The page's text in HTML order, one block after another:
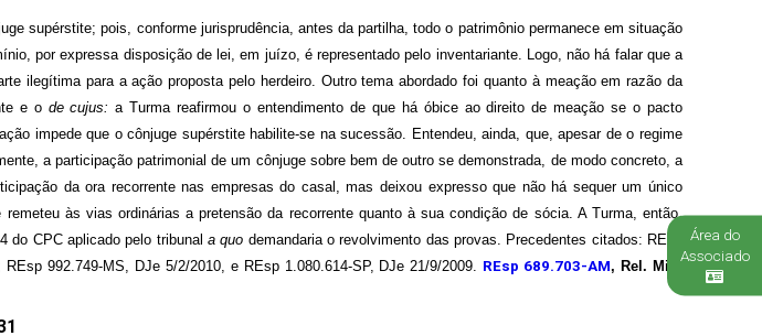
Área do
Associado
supérstite; pois, conforme jurisprudência, antes da partilha, todo o patrimônio permanece em situação
por expressa disposição de lei, em juízo, é representado pelo inventariante. Logo, não há falar que a
ilegítima para a ação proposta pelo herdeiro. Outro tema abordado foi quanto à meação em razão da
e o de cujus: a Turma reafirmou o entendimento de que há óbice ao direito de meação se o pacto
impede que o cônjuge supérstite habilite-se na sucessão. Entendeu, ainda, que, apesar de o regime
a participação patrimonial de um cônjuge sobre bem de outro se demonstrada, de modo concreto, a
da ora recorrente nas empresas do casal, mas deixou expresso que não há sequer um único
às vias ordinárias a pretensão da recorrente quanto à sua condição de sócia. A Turma, então,
do CPC aplicado pelo tribunal a quo demandaria o revolvimento das provas. Precedentes citados: REsp
992.749-MS, DJe 5/2/2010, e REsp 1.080.614-SP, DJe 21/9/2009. REsp 689.703-AM, Rel. Min.